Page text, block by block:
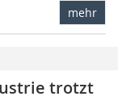
mehr
trotzt